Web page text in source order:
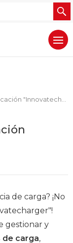
de carga? ¡No
gestionar y
de carga,